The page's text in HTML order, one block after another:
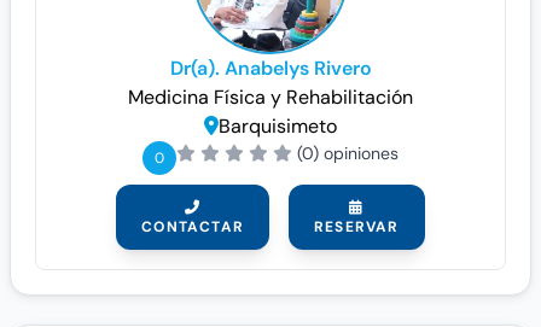
Dr(a). Anabelys Rivero
Medicina Física y Rehabilitación
Barquisimeto
0 (0) opiniones
CONTACTAR RESERVAR